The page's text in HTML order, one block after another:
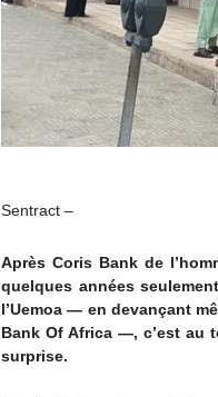
Sentract –
Après Coris Bank de
quelques années
l’Uemoa — en devançant
Bank Of Africa —, c’est au
surprise.